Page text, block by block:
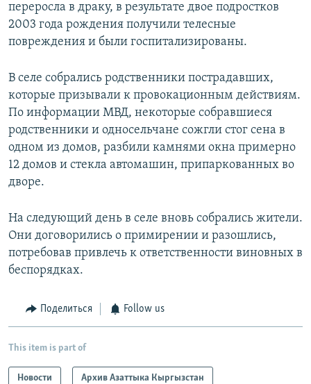
переросла в драку, в результате двое подростков
2003 года рождения получили телесные
повреждения и были госпитализированы.
В селе собрались родственники пострадавших,
которые призывали к провокационным действиям.
По информации МВД, некоторые собравшиеся
родственники и односельчане сожгли стог сена в
одном из домов, разбили камнями окна примерно
12 домов и стекла автомашин, припаркованных во
дворе.
На следующий день в селе вновь собрались жители.
Они договорились о примирении и разошлись,
потребовав привлечь к ответственности виновных в
беспорядках.
Поделиться Follow us
This item is part of
Новости Архив Азаттыка Кыргызстан